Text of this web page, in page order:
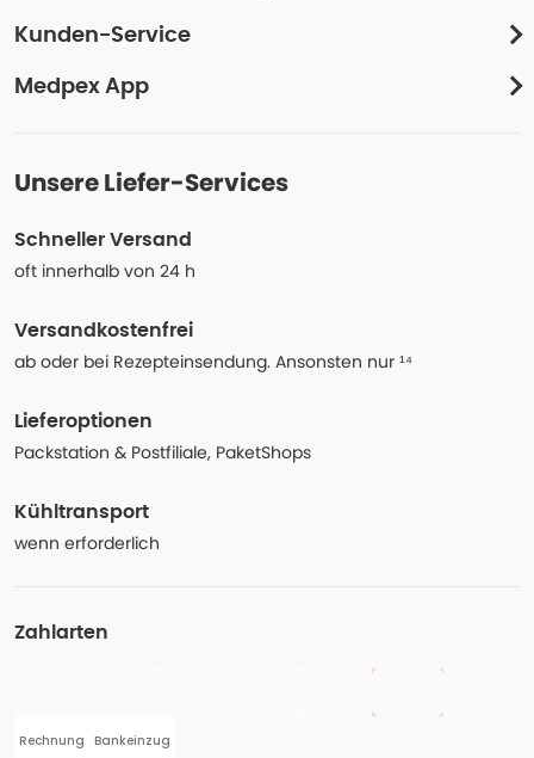
Kunden-Service
Medpex App
Unsere Liefer-Services
Schneller Versand
oft innerhalb von 24 h
Versandkostenfrei
ab oder bei Rezepteinsendung. Ansonsten nur ¹⁴
Lieferoptionen
Packstation & Postfiliale, PaketShops
Kühltransport
wenn erforderlich
Zahlarten
Rechnung Bankeinzug